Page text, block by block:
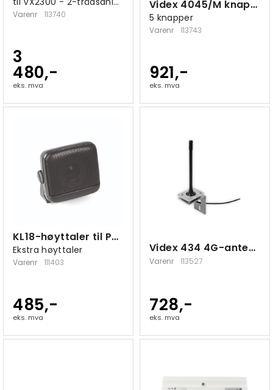
Varenr 113740
3
480,-
eks. mva
Videx 4045/M knappemodul
5 knapper
Varenr 113743
921,-
eks. mva
KL18-høyttaler til PTCarPhone 5 og 6
Ekstra høyttaler
Varenr 111403
485,-
eks. mva
Videx 434 4G-antenne med 3m kabel
Varenr 113527
728,-
eks. mva